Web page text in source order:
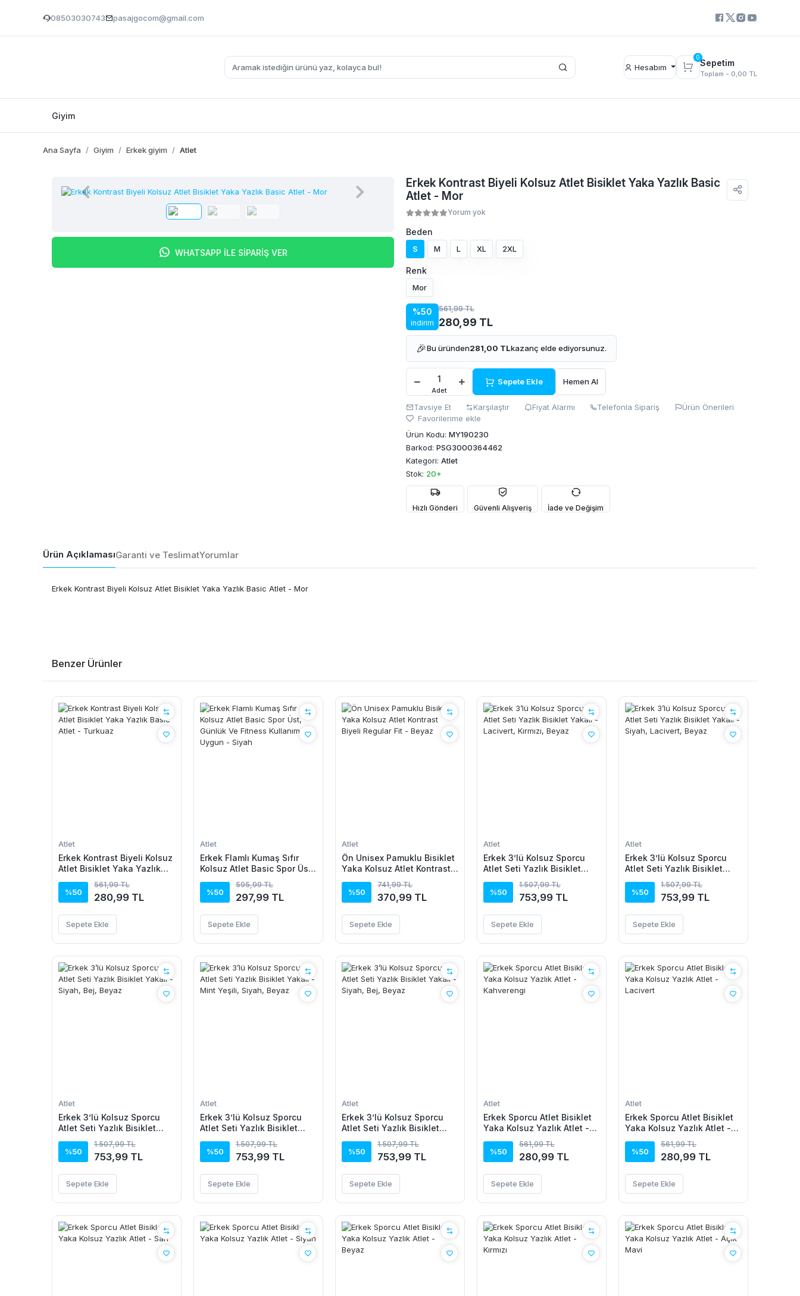
08503030743 pasajgocom@gmail.com
Hesabım
0
Sepetim
Toplam - 0,00 TL
Giyim
Ana Sayfa Giyim Erkek giyim Atlet
WHATSAPP İLE SİPARİŞ VER
Erkek Kontrast Biyeli Kolsuz Atlet Bisiklet Yaka Yazlık Basic
Atlet - Mor
Yorum yok
Beden
S M L XL 2XL
Renk
Mor
%50
indirim
561,99 TL
280,99 TL
🎉Bu üründen281,00 TLkazanç elde ediyorsunuz.
Adet
Sepete Ekle Hemen Al
Tavsiye Et Karşılaştır Fiyat Alarmı Telefonla Sipariş
Ürün Önerileri
Favorilerime ekle
Ürün Kodu: MY190230
Barkod: PSG3000364462
Kategori: Atlet
Stok: 20+
Hızlı Gönderi Güvenli Alışveriş İade ve Değişim
Ürün AçıklamasıGaranti ve TeslimatYorumlar
Erkek Kontrast Biyeli Kolsuz Atlet Bisiklet Yaka Yazlık Basic Atlet - Mor
Benzer Ürünler
Atlet
Erkek Kontrast Biyeli Kolsuz
Atlet Bisiklet Yaka Yazlık
%50
561,99 TL
280,99 TL
Sepete Ekle
Atlet
Erkek Flamlı Kumaş Sıfır
Kolsuz Atlet Basic Spor Üst,
Kullanımına Uygun - Siyah
%50
595,99 TL
297,99 TL
Sepete Ekle
Atlet
Ön Unisex Pamuklu Bisiklet
Yaka Kolsuz Atlet Kontrast
%50
741,99 TL
370,99 TL
Sepete Ekle
Atlet
Erkek 3’lü Kolsuz Sporcu
Atlet Seti Yazlık Bisiklet
Beyaz
%50
1.507,99 TL
753,99 TL
Sepete Ekle
Atlet
Erkek 3’lü Kolsuz Sporcu
Atlet Seti Yazlık Bisiklet
Beyaz
%50
1.507,99 TL
753,99 TL
Sepete Ekle
Atlet
Erkek 3’lü Kolsuz Sporcu
Atlet Seti Yazlık Bisiklet
%50
1.507,99 TL
753,99 TL
Sepete Ekle
Atlet
Erkek 3’lü Kolsuz Sporcu
Atlet Seti Yazlık Bisiklet
Beyaz
%50
1.507,99 TL
753,99 TL
Sepete Ekle
Atlet
Erkek 3’lü Kolsuz Sporcu
Atlet Seti Yazlık Bisiklet
%50
1.507,99 TL
753,99 TL
Sepete Ekle
Atlet
Erkek Sporcu Atlet Bisiklet
Yaka Kolsuz Yazlık Atlet -
%50
561,99 TL
280,99 TL
Sepete Ekle
Atlet
Erkek Sporcu Atlet Bisiklet
Yaka Kolsuz Yazlık Atlet -
%50
561,99 TL
280,99 TL
Sepete Ekle